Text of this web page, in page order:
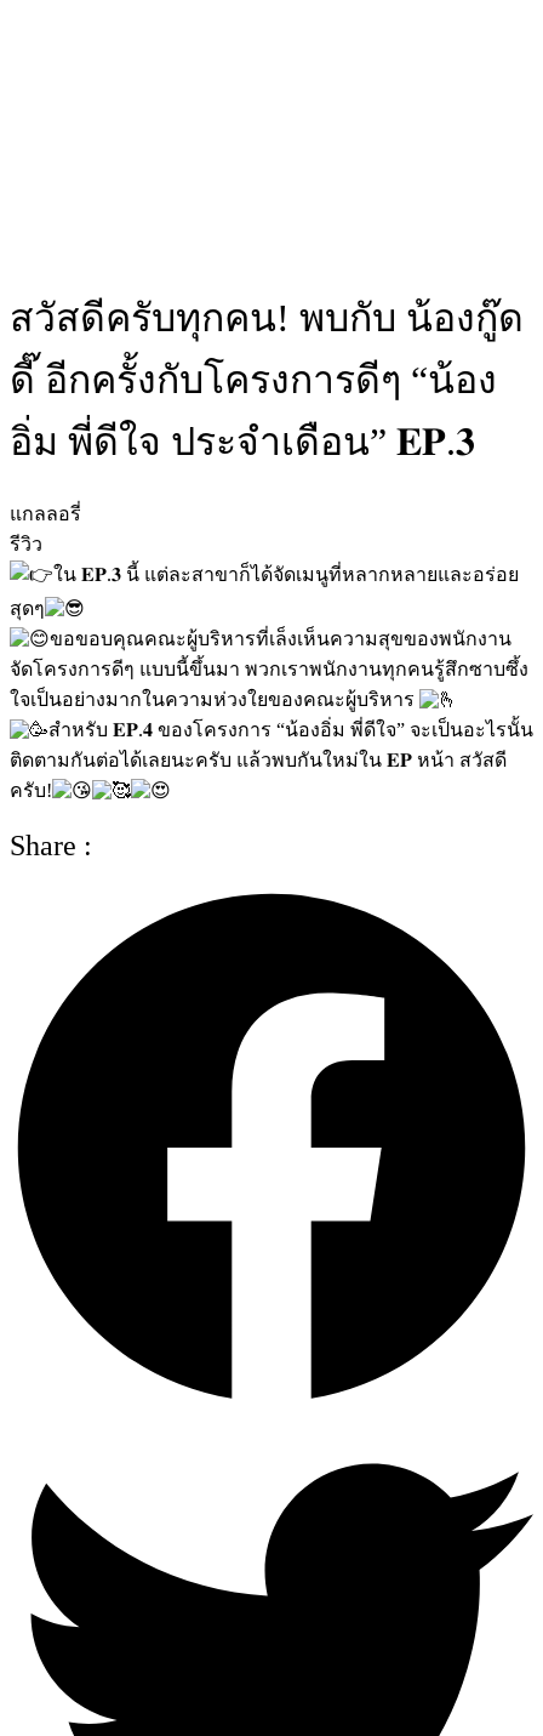
สวัสดีครับทุกคน! พบกับ น้องกู๊ด
ดี๊ อีกครั้งกับโครงการดีๆ “น้อง
อิ่ม พี่ดีใจ ประจำเดือน” 𝐄𝐏.𝟑
แกลลอรี่
รีวิว
ใน 𝐄𝐏.𝟑 นี้ แต่ละสาขาก็ได้จัดเมนูที่หลากหลายและอร่อย
สุดๆ
ขอขอบคุณคณะผู้บริหารที่เล็งเห็นความสุขของพนักงาน
จัดโครงการดีๆ แบบนี้ขึ้นมา พวกเราพนักงานทุกคนรู้สึกซาบซึ้ง
ใจเป็นอย่างมากในความห่วงใยของคณะผู้บริหาร
สำหรับ 𝐄𝐏.𝟒 ของโครงการ “น้องอิ่ม พี่ดีใจ” จะเป็นอะไรนั้น
ติดตามกันต่อได้เลยนะครับ แล้วพบกันใหม่ใน 𝐄𝐏 หน้า สวัสดี
ครับ!
Share :